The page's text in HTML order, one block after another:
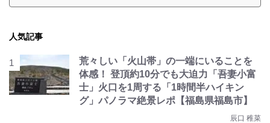
人気記事
荒々しい「火山帯」の一端にいることを
体感！ 登頂約10分でも大迫力「吾妻小富
士」火口を1周する「1時間半ハイキン
グ」パノラマ絶景レポ【福島県福島市】
辰口 稚菜